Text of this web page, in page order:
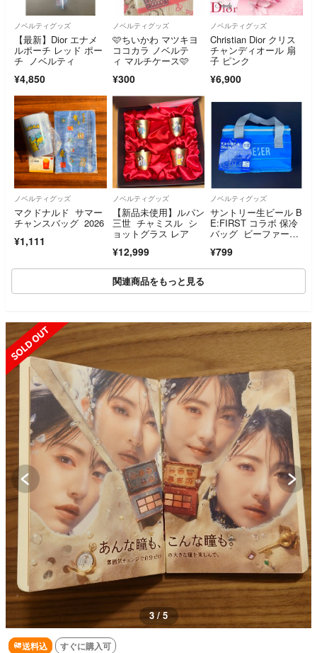
ノベルティグッズ
【最新】Dior エナメ
ルポーチ レッド ポー
チ ノベルティ
¥4,850
ノベルティグッズ
🩷ちいかわ マツキヨ
ココカラ ノベルテ
ィ マルチケース🩷
¥300
ノベルティグッズ
Christian Dior クリス
チャンディオール 扇
子 ピンク
¥6,900
ノベルティグッズ
マクドナルド サマー
チャンスバッグ 2026
¥1,111
ノベルティグッズ
【新品未使用】ルパン
三世 チャミスル シ
ョットグラス レア
¥12,999
ノベルティグッズ
サントリー生ビール B
E:FIRST コラボ 保冷
バッグ ビーファース
¥799
関連商品をもっと見る
SOLD OUT
3 / 5
送料込 すぐに購入可